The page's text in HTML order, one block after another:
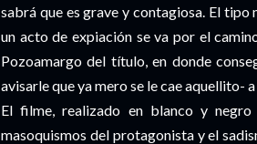
sabrá que es grave y contagiosa. El tipo
un acto de expiación se va por el
Pozoamargo del título, en donde
avisarle que ya mero se le cae aquellito-
El filme, realizado en blanco y
masoquismos del protagonista y el